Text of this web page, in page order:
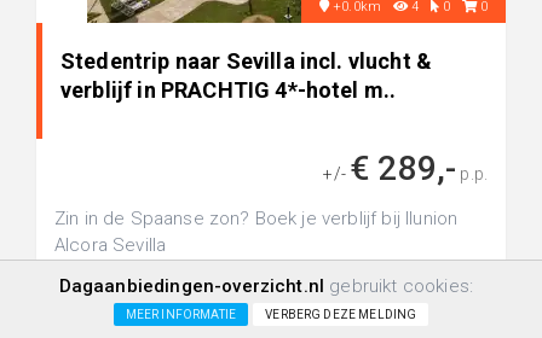
+0.0km 4 0 0
Stedentrip naar Sevilla incl. vlucht &
verblijf in PRACHTIG 4*-hotel m..
+/- € 289,- p.p.
Zin in de Spaanse zon? Boek je verblijf bij Ilunion
Alcora Sevilla
Dagaanbiedingen-overzicht.nl gebruikt cookies:
MEER INFORMATIE VERBERG DEZE MELDING